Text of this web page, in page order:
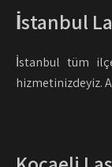
İstanbul
İstanbul tüm
hizmetinizdeyiz.